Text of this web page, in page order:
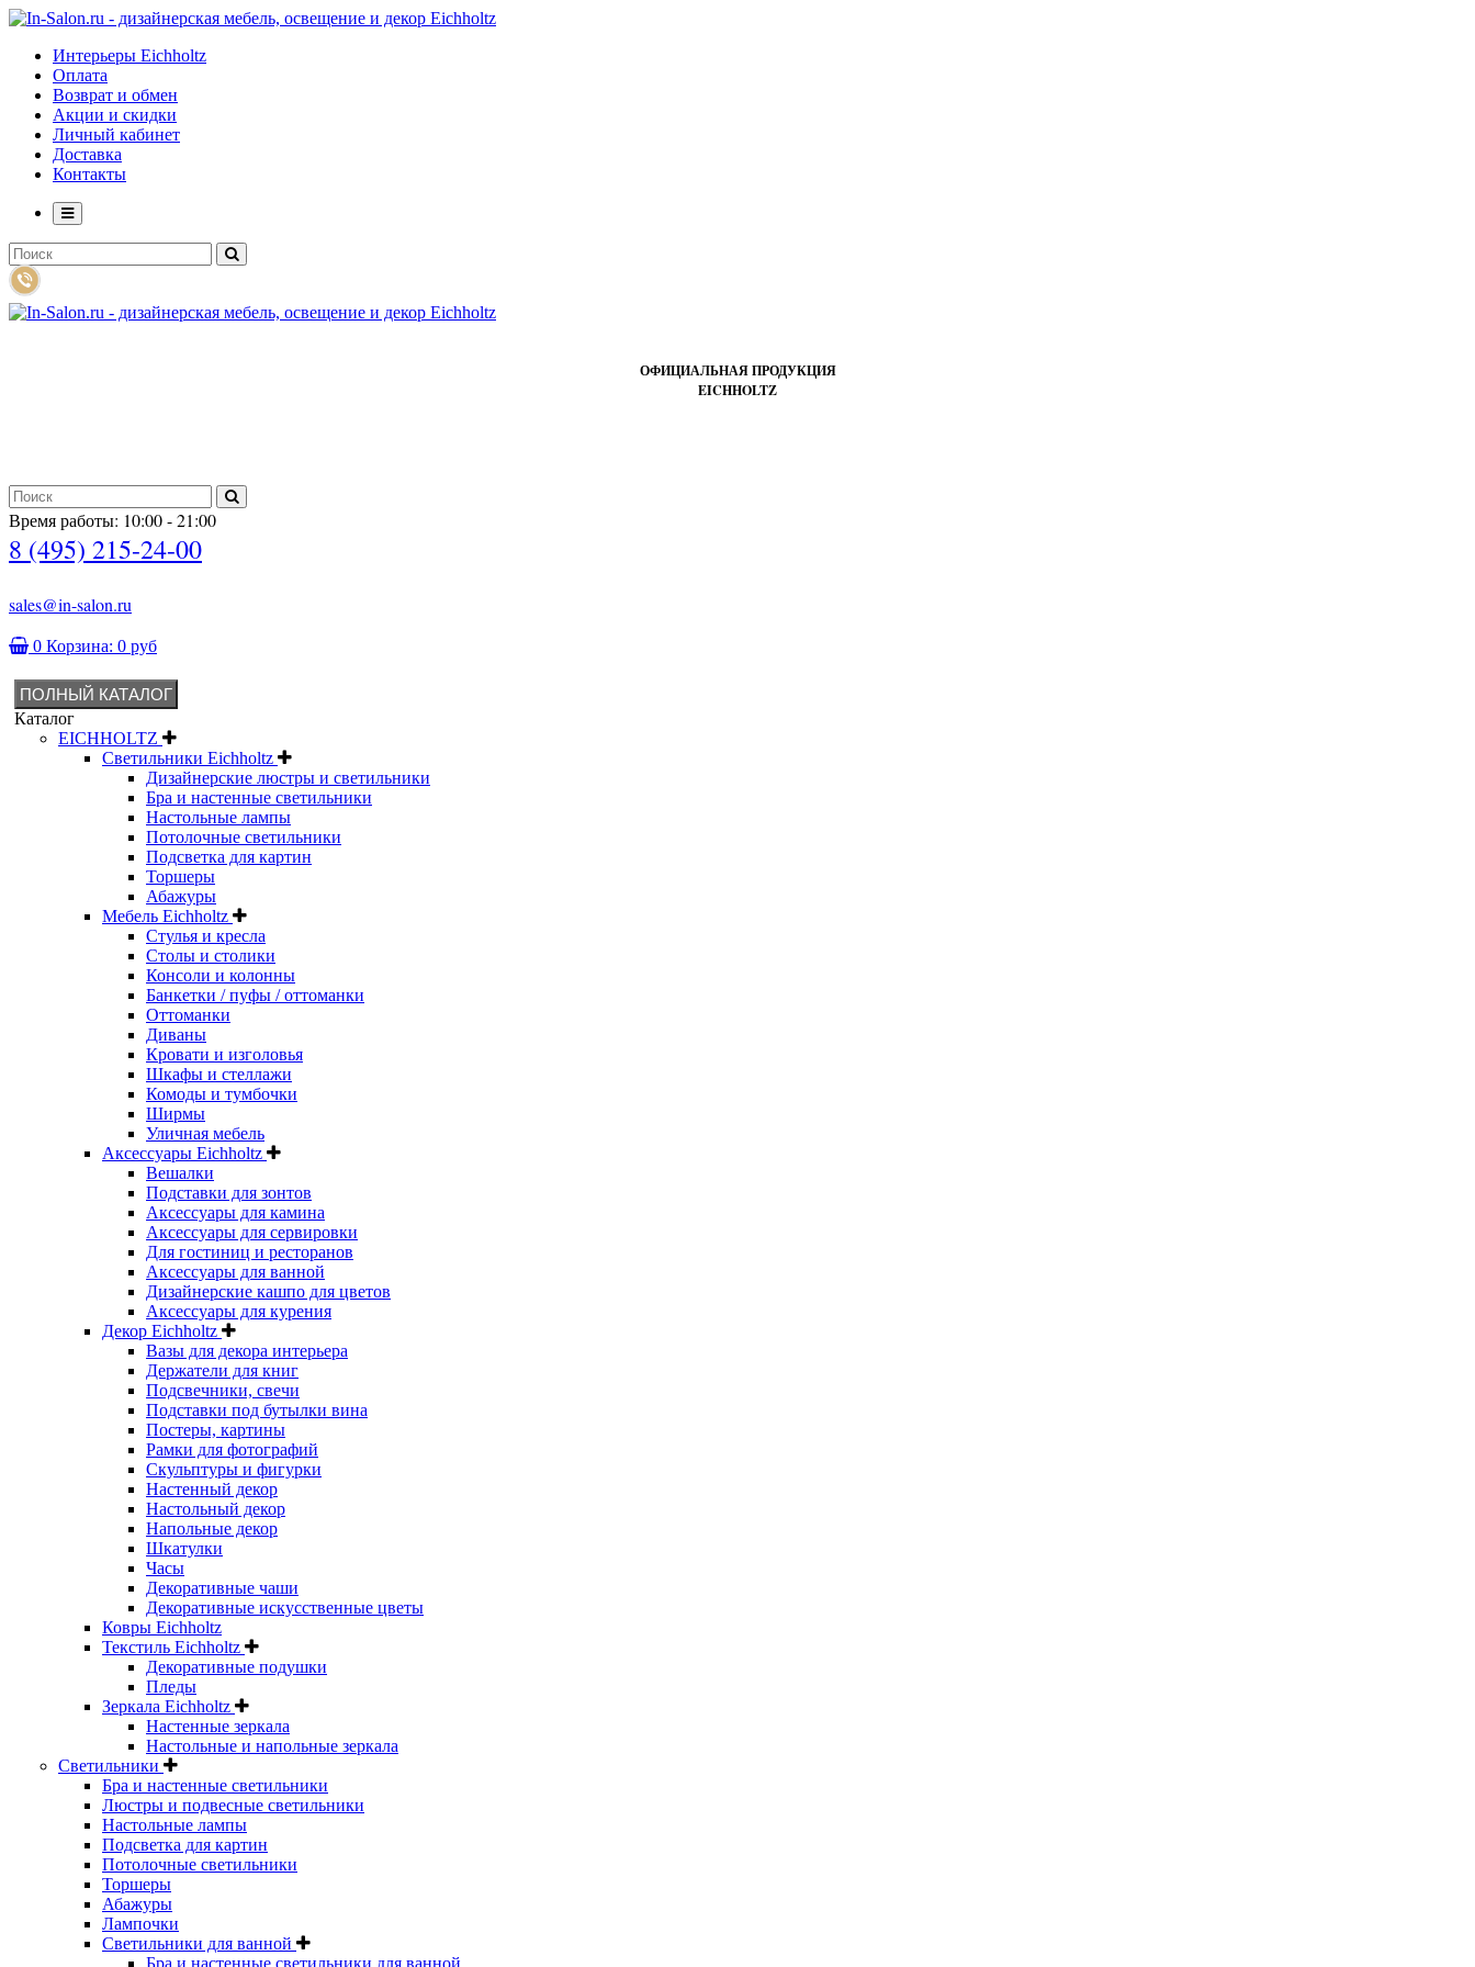
Интерьеры Eichholtz
Оплата
Возврат и обмен
Акции и скидки
Личный кабинет
Доставка
Контакты
ОФИЦИАЛЬНАЯ ПРОДУКЦИЯ
EICHHOLTZ
Время работы: 10:00 - 21:00
8 (495) 215-24-00
sales@in-salon.ru
0 Корзина: 0 руб
ПОЛНЫЙ КАТАЛОГ
Каталог
EICHHOLTZ
Светильники Eichholtz
Дизайнерские люстры и светильники
Бра и настенные светильники
Настольные лампы
Потолочные светильники
Подсветка для картин
Торшеры
Абажуры
Мебель Eichholtz
Стулья и кресла
Столы и столики
Консоли и колонны
Банкетки / пуфы / оттоманки
Оттоманки
Диваны
Кровати и изголовья
Шкафы и стеллажи
Комоды и тумбочки
Ширмы
Уличная мебель
Аксессуары Eichholtz
Вешалки
Подставки для зонтов
Аксессуары для камина
Аксессуары для сервировки
Для гостиниц и ресторанов
Аксессуары для ванной
Дизайнерские кашпо для цветов
Аксессуары для курения
Декор Eichholtz
Вазы для декора интерьера
Держатели для книг
Подсвечники, свечи
Подставки под бутылки вина
Постеры, картины
Рамки для фотографий
Скульптуры и фигурки
Настенный декор
Настольный декор
Напольные декор
Шкатулки
Часы
Декоративные чаши
Декоративные искусственные цветы
Ковры Eichholtz
Текстиль Eichholtz
Декоративные подушки
Пледы
Зеркала Eichholtz
Настенные зеркала
Настольные и напольные зеркала
Светильники
Бра и настенные светильники
Люстры и подвесные светильники
Настольные лампы
Подсветка для картин
Потолочные светильники
Торшеры
Абажуры
Лампочки
Светильники для ванной
Бра и настенные светильники для ванной